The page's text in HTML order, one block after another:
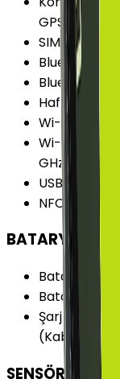
GPS
SIM Desteği
Bluetooth
Bluetooth
Hafıza Kartı
Wi-Fi
Wi-Fi
GHz
USB :
NFC:
BATARYA
Batarya
Batarya
Şarj Biçimi :
(Kablosuz
SENSÖRLER